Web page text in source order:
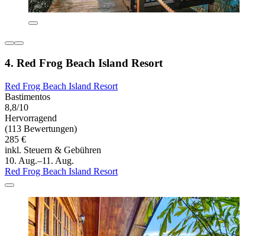
4. Red Frog Beach Island Resort
Red Frog Beach Island Resort
Bastimentos
8,8/10
Hervorragend
(113 Bewertungen)
285 €
inkl. Steuern & Gebühren
10. Aug.–11. Aug.
Red Frog Beach Island Resort